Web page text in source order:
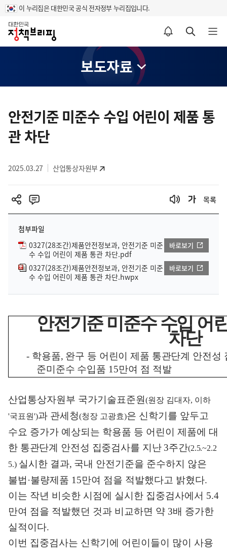
이 누리집은 대한민국 공식 전자정부 누리집입니다.
홈
알림설정 바로가기 검색 바로가기 메뉴 열기
보도자료
텐
츠
영
안전기준 미준수 수입 어린이 제품 통
관 차단
2025.03.27 산업통상자원부
목록
첨부파일
0327(28조간)제품안전정보과, 안전기준 미준
수 수입 어린이 제품 통관 차단.pdf
바로보기
0327(28조간)제품안전정보과, 안전기준 미준
수 수입 어린이 제품 통관 차단.hwpx
바로보기
안전기준 미준수 수입 어
차단
- 학용품, 완구 등 어린이 제품 통관단계 안전성
준미준수 수입품 15만여 점 적발
산업통상자원부 국가기술표준원(원장 김대자, 이하
'국표원')과 관세청(청장 고광효)은 신학기를 앞두고
수요 증가가 예상되는 학용품 등 어린이 제품에 대
한 통관단계 안전성 집중검사를 지난 3주간(2.5.~2.2
5.) 실시한 결과, 국내 안전기준을 준수하지 않은
불법 ·불량제품 15만여 점을 적발했다고 밝혔다.
이는 작년 비슷한 시점에 실시한 집중검사에서 5.4
만여 점을 적발했던 것과 비교하면 약 3배 증가한
실적이다.
이번 집중검사는 신학기에 어린이들이 많이 사용